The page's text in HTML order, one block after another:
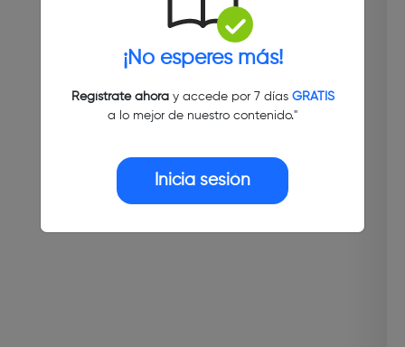
¡No esperes más!
Regístrate ahoray accede por 7 días GRATIS
a lo mejor de nuestro contenido."
Inicia sesión